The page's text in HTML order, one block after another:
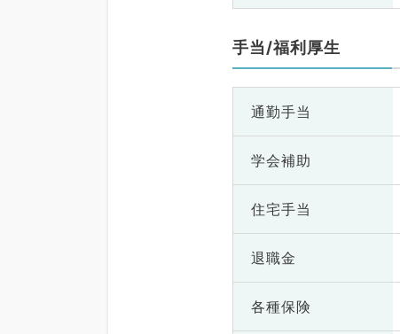
手当/福利厚生
通勤手当
学会補助
住宅手当
退職金
各種保険